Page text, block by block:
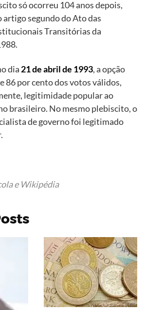
só ocorreu 104 anos depois,
segundo do Ato das
Transitórias da
dia 21 de abril de 1993, a opção
86 por cento dos votos válidos,
legitimidade popular ao
brasileiro. No mesmo plebiscito, o
de governo foi legitimado
e Wikipédia